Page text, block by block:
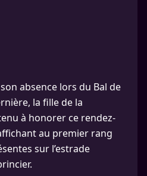
absence lors du Bal de
la fille de la
à honorer ce rendez-
au premier rang
sur l’estrade